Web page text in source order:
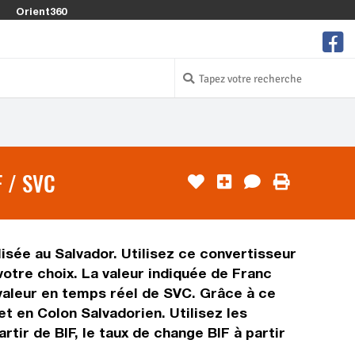
Orient360
/ SVC
au Salvador. Utilisez ce convertisseur
choix. La valeur indiquée de Franc
en temps réel de SVC. Grâce à ce
en Colon Salvadorien. Utilisez les
de BIF, le taux de change BIF à partir